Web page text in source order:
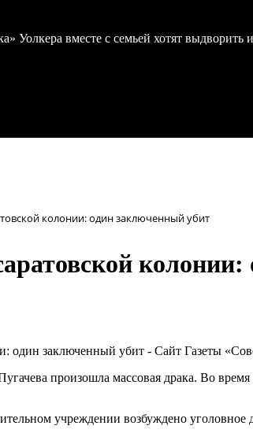
Уолкера вместе с семьей хотят выдворить
колонии: один заключенный убит
произошла массовая драка. Во
учреждении возбуждено уголовное